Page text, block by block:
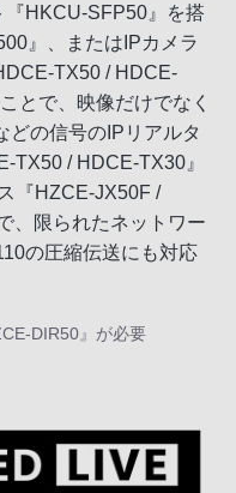
HKCU-SFP50』を搭
』、またはIPカメラ
TX50 / HDCE-
とで、映像だけでなく
どの信号のIPリアルタ
TX50 / HDCE-TX30』
『HZCE-JX50F /
、限られたネットワー
の圧縮伝送にも対応
DIR50』が必要